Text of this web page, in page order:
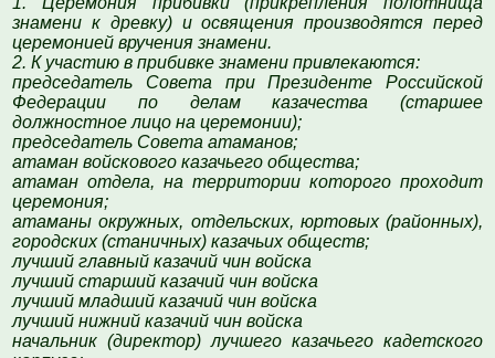
знамени к древку) и освящения производятся перед
церемонией вручения знамени.
2. К участию в прибивке знамени привлекаются:
председатель Совета при Президенте Российской
Федерации по делам казачества (старшее
должностное лицо на церемонии);
председатель Совета атаманов;
атаман войскового казачьего общества;
атаман отдела, на территории которого проходит
церемония;
атаманы окружных, отдельских, юртовых (районных),
городских (станичных) казачьих обществ;
лучший главный казачий чин войска
лучший старший казачий чин войска
лучший младший казачий чин войска
лучший нижний казачий чин войска
начальник (директор) лучшего казачьего кадетского